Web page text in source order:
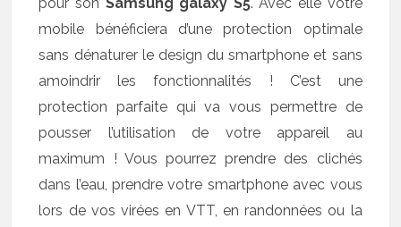
mobile bénéficiera d’une protection optimale
sans dénaturer le design du smartphone et sans
amoindrir les fonctionnalités ! C’est une
protection parfaite qui va vous permettre de
pousser l’utilisation de votre appareil au
maximum ! Vous pourrez prendre des clichés
dans l’eau, prendre votre smartphone avec vous
lors de vos virées en VTT, en randonnées ou la